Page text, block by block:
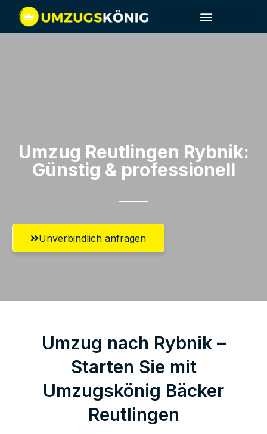
Umzug Reutlingen​ Rybnik:
Günstig & professionell​
Unverbindlich anfragen
Umzug nach Rybnik –
Starten Sie mit
Umzugskönig Bäcker
Reutlingen